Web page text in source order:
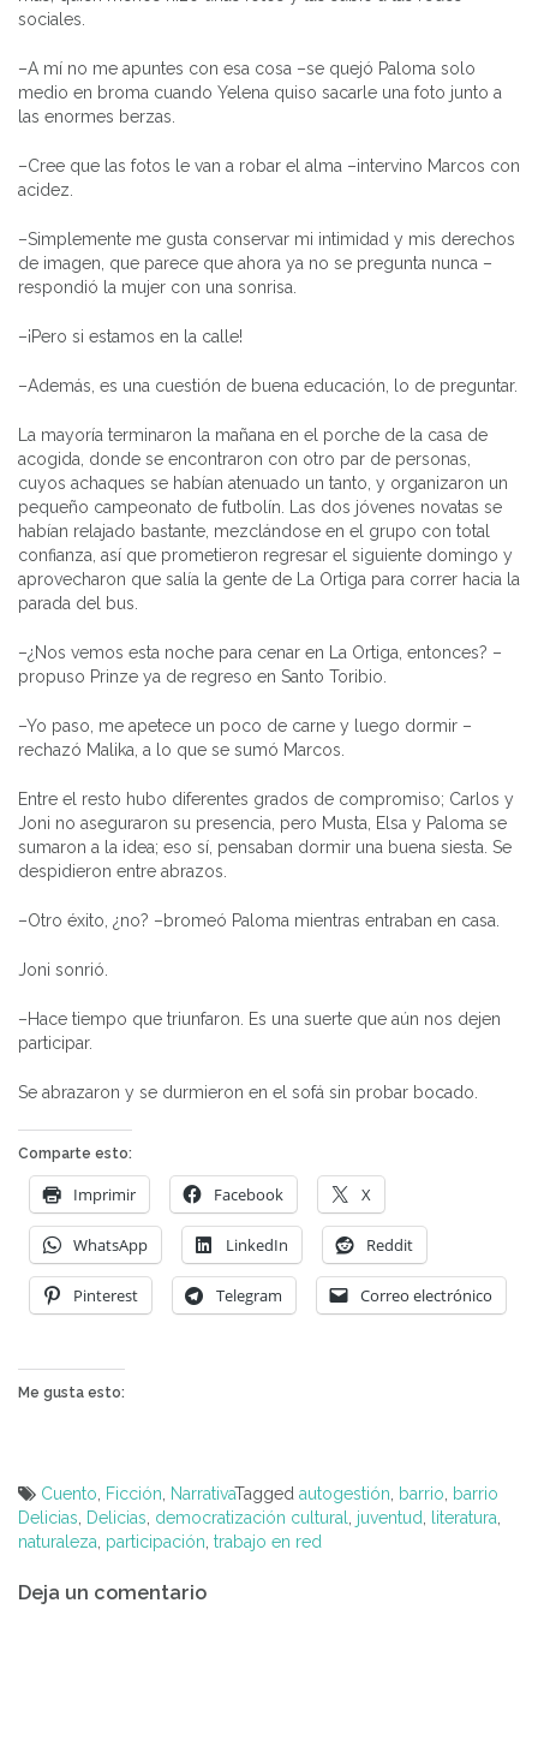
sociales.
–A mí no me apuntes con esa cosa –se quejó Paloma solo
medio en broma cuando Yelena quiso sacarle una foto junto a
las enormes berzas.
–Cree que las fotos le van a robar el alma –intervino Marcos con
acidez.
–Simplemente me gusta conservar mi intimidad y mis derechos
de imagen, que parece que ahora ya no se pregunta nunca –
respondió la mujer con una sonrisa.
–¡Pero si estamos en la calle!
–Además, es una cuestión de buena educación, lo de preguntar.
La mayoría terminaron la mañana en el porche de la casa de
acogida, donde se encontraron con otro par de personas,
cuyos achaques se habían atenuado un tanto, y organizaron un
pequeño campeonato de futbolín. Las dos jóvenes novatas se
habían relajado bastante, mezclándose en el grupo con total
confianza, así que prometieron regresar el siguiente domingo y
aprovecharon que salía la gente de La Ortiga para correr hacia la
parada del bus.
–¿Nos vemos esta noche para cenar en La Ortiga, entonces? –
propuso Prinze ya de regreso en Santo Toribio.
–Yo paso, me apetece un poco de carne y luego dormir –
rechazó Malika, a lo que se sumó Marcos.
Entre el resto hubo diferentes grados de compromiso; Carlos y
Joni no aseguraron su presencia, pero Musta, Elsa y Paloma se
sumaron a la idea; eso sí, pensaban dormir una buena siesta. Se
despidieron entre abrazos.
–Otro éxito, ¿no? –bromeó Paloma mientras entraban en casa.
Joni sonrió.
–Hace tiempo que triunfaron. Es una suerte que aún nos dejen
participar.
Se abrazaron y se durmieron en el sofá sin probar bocado.
Comparte esto:
Imprimir Facebook X
WhatsApp LinkedIn Reddit
Pinterest Telegram Correo electrónico
Me gusta esto:
Cuento Ficción NarrativaTagged autogestión barrio
barrio
Delicias
Delicias democratización cultural juventud literatura
naturaleza participación trabajo en red
de
Deja un comentario